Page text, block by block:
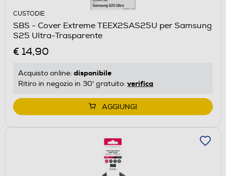
CUSTODIE
SBS - Cover Extreme TEEX2SAS25U per Samsung
S25 Ultra-Trasparente
€ 14,90
Acquisto online: disponibile
Ritiro in negozio in 30' gratuito: verifica
AGGIUNGI